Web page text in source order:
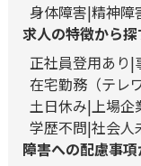
身体障害 精神障
求人の特徴から探
正社員登用あり
在宅勤務（テレ
土日休み 上場企
学歴不問 社会人
障害への配慮事